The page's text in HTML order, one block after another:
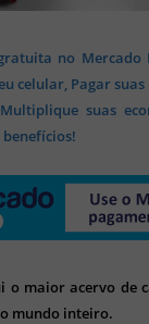
no Mercado
celular, Pagar
suas
o maior acervo de
mundo inteiro.